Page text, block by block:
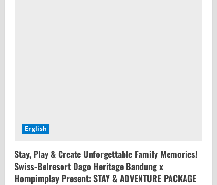
English
Stay, Play & Create Unforgettable Family Memories!
Swiss-Belresort Dago Heritage Bandung x
Hompimplay Present: STAY & ADVENTURE PACKAGE